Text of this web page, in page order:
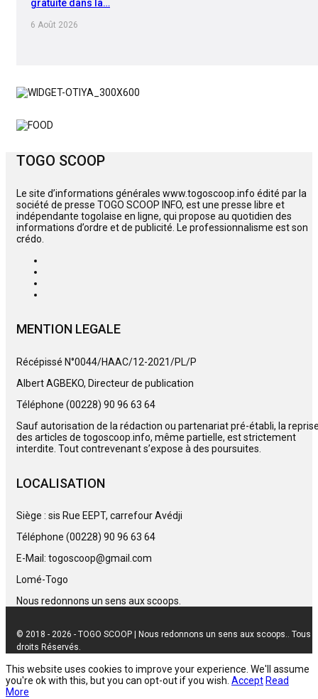
gratuite dans la…
6 Août 2026
TOGO SCOOP
Le site d’informations générales www.togoscoop.info édité par la
société de presse TOGO SCOOP INFO, est une presse libre et
indépendante togolaise en ligne, qui propose au quotidien des
informations d’ordre et de publicité. Le professionnalisme est son
crédo.
MENTION LEGALE
Récépissé N°0044/HAAC/12-2021/PL/P
Albert AGBEKO, Directeur de publication
Téléphone (00228) 90 96 63 64
Sauf autorisation de la rédaction ou partenariat pré-établi, la
des articles de togoscoop.info, même partielle, est strictement
interdite. Tout contrevenant s’expose à des poursuites.
LOCALISATION
Siège : sis Rue EEPT, carrefour Avédji
Téléphone (00228) 90 96 63 64
E-Mail: togoscoop@gmail.com
Lomé-Togo
Nous redonnons un sens aux scoops.
© 2018 - 2026 - TOGO SCOOP | Nous redonnons un sens aux scoops.. Tous
droits Réservés.
This website uses cookies to improve your experience. We'll assume
you're ok with this, but you can opt-out if you wish. Accept Read
More